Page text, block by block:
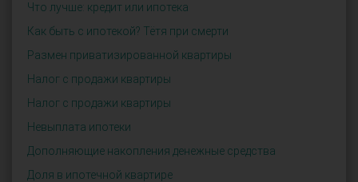
Что лучше: кредит или ипотека
Как быть с ипотекой? Тётя при смерти
Размен приватизированной квартиры
Налог с продажи квартиры
Налог с продажи квартиры
Невыплата ипотеки
Дополняющие накопления денежные средства
Доля в ипотечной квартире